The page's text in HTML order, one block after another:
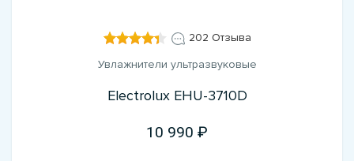
202 Отзыва
Увлажнители ультразвуковые
Electrolux EHU-3710D
10 990